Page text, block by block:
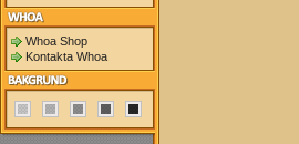
Whoa Shop
Kontakta Whoa